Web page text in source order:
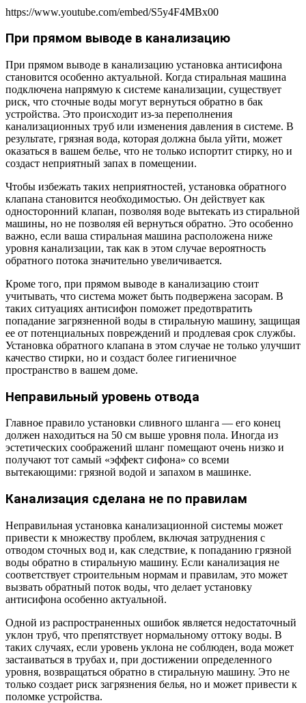
https://www.youtube.com/embed/S5y4F4MBx00
При прямом выводе в канализацию
При прямом выводе в канализацию установка антисифона
становится особенно актуальной. Когда стиральная машина
подключена напрямую к системе канализации, существует
риск, что сточные воды могут вернуться обратно в бак
устройства. Это происходит из-за переполнения
канализационных труб или изменения давления в системе. В
результате, грязная вода, которая должна была уйти, может
оказаться в вашем белье, что не только испортит стирку, но и
создаст неприятный запах в помещении.
Чтобы избежать таких неприятностей, установка обратного
клапана становится необходимостью. Он действует как
односторонний клапан, позволяя воде вытекать из стиральной
машины, но не позволяя ей вернуться обратно. Это особенно
важно, если ваша стиральная машина расположена ниже
уровня канализации, так как в этом случае вероятность
обратного потока значительно увеличивается.
Кроме того, при прямом выводе в канализацию стоит
учитывать, что система может быть подвержена засорам. В
таких ситуациях антисифон поможет предотвратить
попадание загрязненной воды в стиральную машину, защищая
ее от потенциальных повреждений и продлевая срок службы.
Установка обратного клапана в этом случае не только улучшит
качество стирки, но и создаст более гигиеничное
пространство в вашем доме.
Неправильный уровень отвода
Главное правило установки сливного шланга — его конец
должен находиться на 50 см выше уровня пола. Иногда из
эстетических соображений шланг помещают очень низко и
получают тот самый «эффект сифона» со всеми
вытекающими: грязной водой и запахом в машинке.
Канализация сделана не по правилам
Неправильная установка канализационной системы может
привести к множеству проблем, включая затруднения с
отводом сточных вод и, как следствие, к попаданию грязной
воды обратно в стиральную машину. Если канализация не
соответствует строительным нормам и правилам, это может
вызвать обратный поток воды, что делает установку
антисифона особенно актуальной.
Одной из распространенных ошибок является недостаточный
уклон труб, что препятствует нормальному оттоку воды. В
таких случаях, если уровень уклона не соблюден, вода может
застаиваться в трубах и, при достижении определенного
уровня, возвращаться обратно в стиральную машину. Это не
только создает риск загрязнения белья, но и может привести к
поломке устройства.